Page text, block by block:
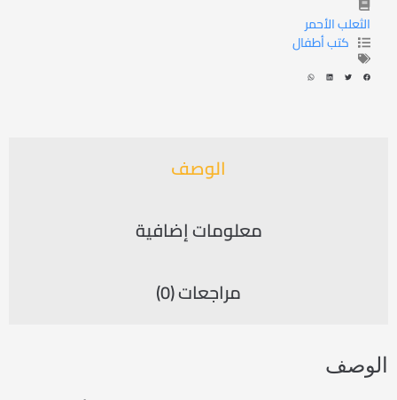
الثعلب الأحمر
كتب أطفال
الوصف
معلومات إضافية
مراجعات (0)
الوصف